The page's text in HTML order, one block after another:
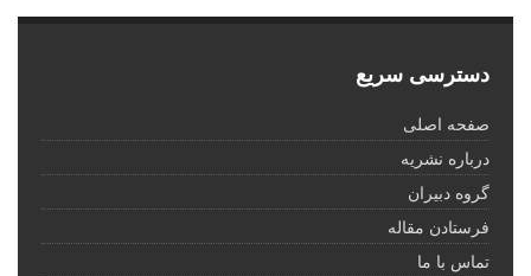
دسترسی سریع
صفحه اصلی
درباره نشریه
گروه دبیران
فرستادن مقاله
تماس با ما